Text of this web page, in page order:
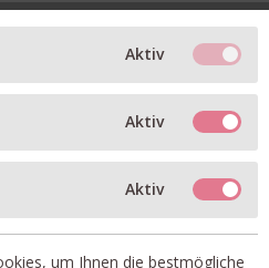
Aktiv
Aktiv
Aktiv
um Ihnen die bestmögliche